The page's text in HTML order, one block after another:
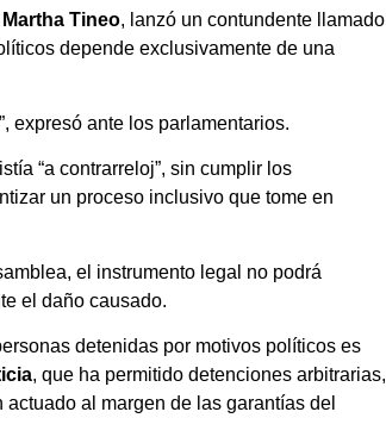
Martha Tineo, lanzó un contundente llamado
depende exclusivamente de una
”, expresó ante los parlamentarios.
“a contrarreloj”, sin cumplir los
un proceso inclusivo que tome en
el instrumento legal no podrá
el daño causado.
detenidas por motivos políticos es
, que ha permitido detenciones arbitrarias,
al margen de las garantías del